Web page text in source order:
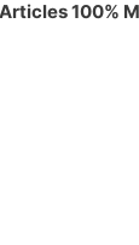
Articles 100%